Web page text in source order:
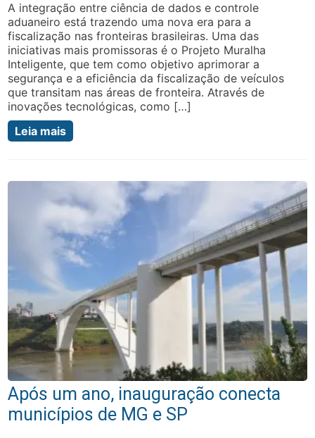
A integração entre ciência de dados e controle
aduaneiro está trazendo uma nova era para a
fiscalização nas fronteiras brasileiras. Uma das
iniciativas mais promissoras é o Projeto Muralha
Inteligente, que tem como objetivo aprimorar a
segurança e a eficiência da fiscalização de veículos
que transitam nas áreas de fronteira. Através de
inovações tecnológicas, como […]
Leia mais
Após um ano, inauguração conecta
municípios de MG e SP